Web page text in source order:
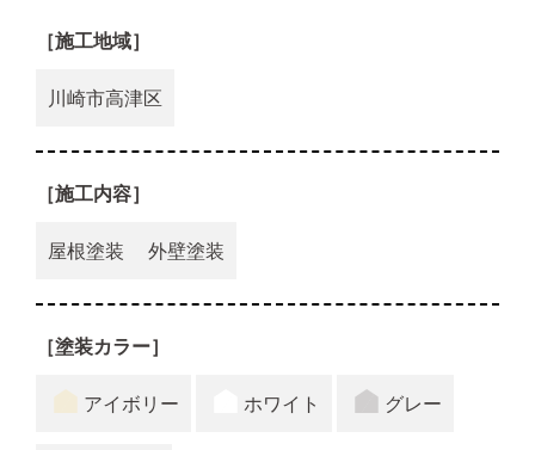
［施工地域］
川崎市高津区
［施工内容］
屋根塗装 外壁塗装
［塗装カラー］
アイボリー ホワイト グレー